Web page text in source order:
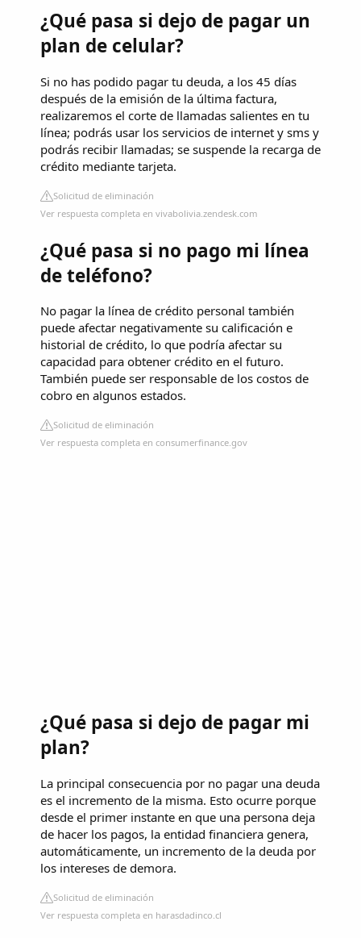
¿Qué pasa si dejo de pagar un
plan de celular?
Si no has podido pagar tu deuda, a los 45 días
después de la emisión de la última factura,
realizaremos el corte de llamadas salientes en tu
línea; podrás usar los servicios de internet y sms y
podrás recibir llamadas; se suspende la recarga de
crédito mediante tarjeta.
Solicitud de eliminación
Ver respuesta completa en vivabolivia.zendesk.com
¿Qué pasa si no pago mi línea
de teléfono?
No pagar la línea de crédito personal también
puede afectar negativamente su calificación e
historial de crédito, lo que podría afectar su
capacidad para obtener crédito en el futuro.
También puede ser responsable de los costos de
cobro en algunos estados.
Solicitud de eliminación
Ver respuesta completa en consumerfinance.gov
¿Qué pasa si dejo de pagar mi
plan?
La principal consecuencia por no pagar una deuda
es el incremento de la misma. Esto ocurre porque
desde el primer instante en que una persona deja
de hacer los pagos, la entidad financiera genera,
automáticamente, un incremento de la deuda por
los intereses de demora.
Solicitud de eliminación
Ver respuesta completa en harasdadinco.cl